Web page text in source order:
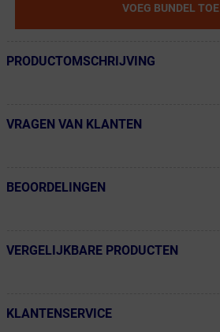
VOEG BUNDEL TOE
← Terug naar productnavigatie
PRODUCTOMSCHRIJVING
← Terug naar productnavigatie
VRAGEN VAN KLANTEN
← Terug naar productnavigatie
BEOORDELINGEN
← Terug naar productnavigatie
VERGELIJKBARE PRODUCTEN
← Terug naar productnavigatie
KLANTENSERVICE